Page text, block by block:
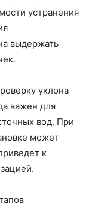
устранения
выдержать
уклона
важен для
вод. При
может
к